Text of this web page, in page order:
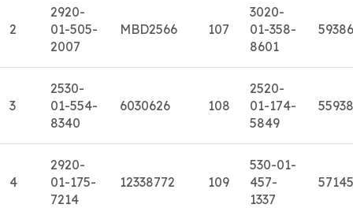
2
2920-
01-505-
2007
MBD2566 107
3020-
01-358-
8601
3
2530-
01-554-
8340
6030626 108
2520-
01-174-
5849
4
2920-
01-175-
7214
12338772 109
530-01-
457-
1337